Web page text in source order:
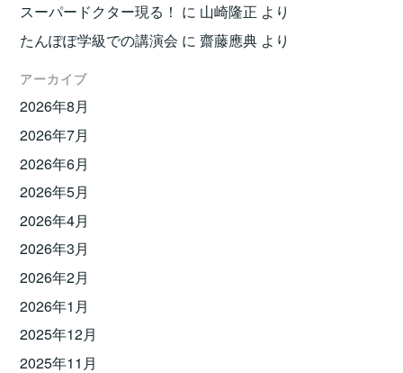
スーパードクター現る！ に 山崎隆正 より
たんぽぽ学級での講演会 に齋藤應典 より
アーカイブ
2026年8月
2026年7月
2026年6月
2026年5月
2026年4月
2026年3月
2026年2月
2026年1月
2025年12月
2025年11月